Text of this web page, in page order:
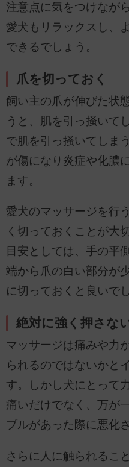
注意点に気をつけなが
愛犬もリラックスし、
できるでしょう。
爪を切っておく
飼い主の爪が伸びた状
うと、肌を引っ掻いて
で肌を引っ掻いてしま
が傷になり炎症や化膿
ます。
愛犬のマッサージを行
く切っておくことが大
目安としては、手の平
端から爪の白い部分が
に切っておくと良いで
絶対に強く押さな
マッサージは痛みや力
られるのではないかと
す。しかし犬にとって
痛いだけでなく、万が
ブルがあった際に悪化
さらに人に触られるこ